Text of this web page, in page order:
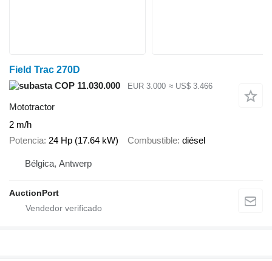
Field Trac 270D
COP 11.030.000
EUR 3.000 ≈ US$ 3.466
Mototractor
2 m/h
Potencia 24 Hp (17.64 kW) Combustible diésel
Bélgica, Antwerp
AuctionPort